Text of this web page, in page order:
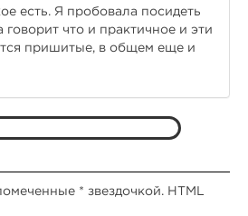
есть. Я пробовала посидеть
что и практичное и эти
пришитые, в общем еще и
* звездочкой. HTML